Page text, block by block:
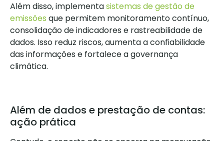
Além disso, implementasistemas de gestão de
emissões que permitem monitoramento contínuo,
consolidação de indicadores e rastreabilidade de
dados. Isso reduz riscos, aumenta a confiabilidade
das informações e fortalece a governança
climática.
Além de dados e prestação de contas:
ação prática